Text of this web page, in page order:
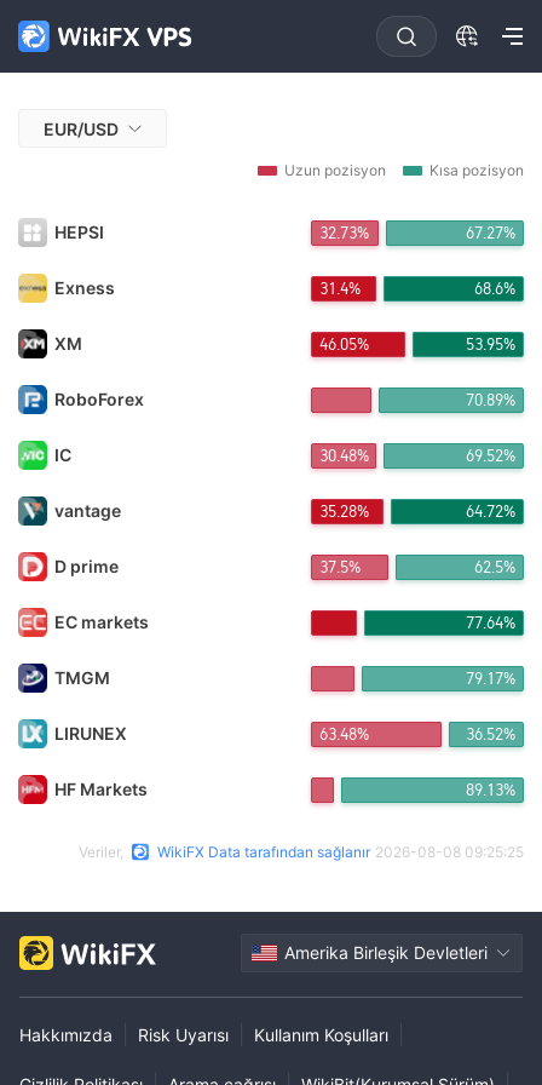
EUR/USD
Uzun pozisyon Kısa pozisyon
HEPSI 32.73% 67.27%
Exness 31.4% 68.6%
XM 46.05% 53.95%
RoboForex 70.89%
IC 30.48% 69.52%
vantage 35.28% 64.72%
D prime 37.5% 62.5%
EC markets 77.64%
TMGM 79.17%
LIRUNEX 63.48% 36.52%
HF Markets 89.13%
Veriler, WikiFX Data tarafından sağlanır 2026-08-08 09:25:25
Amerika Birleşik Devletleri
Hakkımızda Risk Uyarısı Kullanım Koşulları